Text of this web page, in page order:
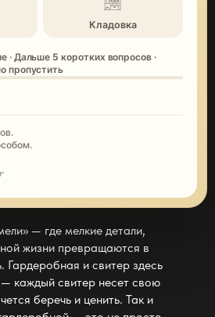
Кладовка
пропустить
— где мелкие детали,
жизни превращаются в
Гардеробная и свитер здесь
каждый свитер несет свою
беречь и ценить. Так и